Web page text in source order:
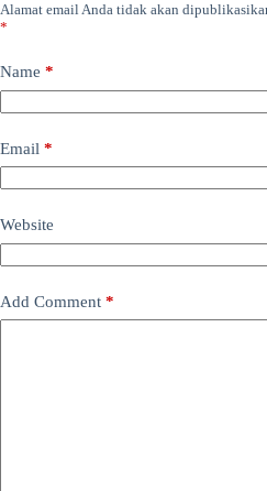
Alamat email Anda tidak akan
*
Name *
Email *
Website
Add Comment *